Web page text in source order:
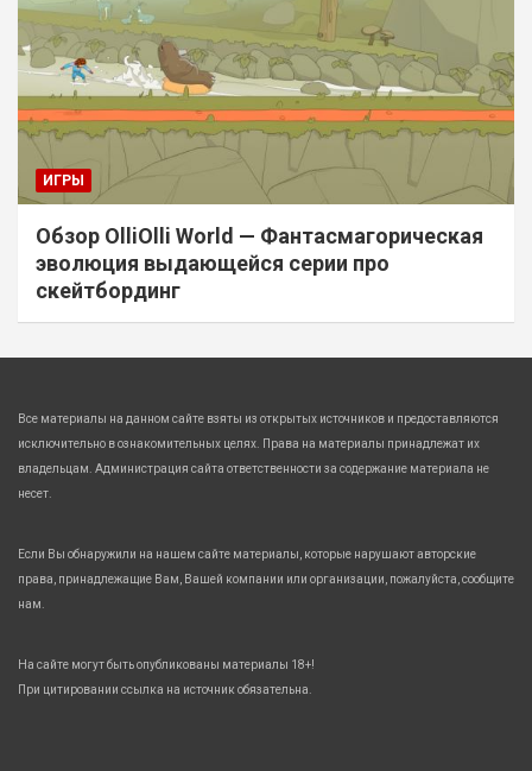
ИГРЫ
Обзор OlliOlli World — Фантасмагорическая
эволюция выдающейся серии про
скейтбординг
Все материалы на данном сайте взяты из открытых источников и предоставляются
исключительно в ознакомительных целях. Права на материалы принадлежат их
владельцам. Администрация сайта ответственности за содержание материала не
несет.
Если Вы обнаружили на нашем сайте материалы, которые нарушают авторские
права, принадлежащие Вам, Вашей компании или организации, пожалуйста, сообщите
нам.
На сайте могут быть опубликованы материалы 18+!
При цитировании ссылка на источник обязательна.